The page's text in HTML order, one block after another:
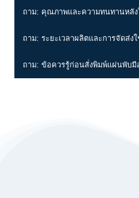
ถาม: คุณภาพและความทนทานหลัง
ถาม: ระยะเวลาผลิตและการจัดส่ง
ถาม: ข้อควรรู้ก่อนสั่งพิมพ์แผ่นพับมี